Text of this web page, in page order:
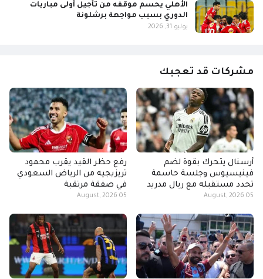
الأهلي يحسم موقفه من تأجيل أولى مباريات
الدوري بسبب مواجهة برشلونة
يوليو 31, 2026
مشركات قد تعجبك
أرسنال يتحرك بقوة لضم
فينيسيوس وجلسة حاسمة
تحدد مستقبله مع ريال مدريد
05 August, 2026
رفع حظر القيد يقرب محمود
تريزيجيه من الرياض السعودي
في صفقة مرتقبة
05 August, 2026